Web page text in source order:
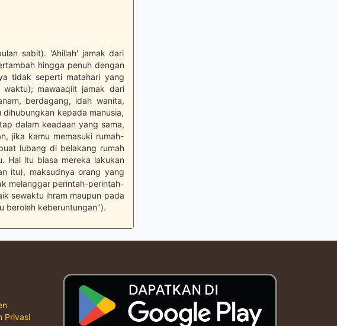
sabit). 'Ahillah' jamak dari
hingga penuh dengan
tidak seperti matahari yang
mawaaqiit jamak dari
berdagang, idah wanita,
kepada manusia,
dalam keadaan yang sama,
jika kamu memasuki rumah-
lubang di belakang rumah
Hal itu biasa mereka lakukan
itu), maksudnya orang yang
melanggar perintah-perintah-
sewaktu ihram maupun pada
beroleh keberuntungan").
Privasi